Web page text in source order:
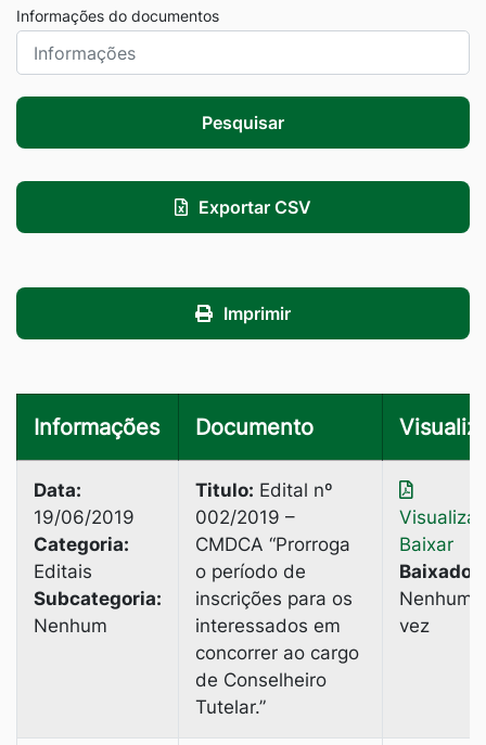
Informações do documentos
Pesquisar
Exportar CSV
Imprimir
Informações Documento
Data:
19/06/2019
Categoria:
Editais
Subcategoria:
Nenhum
Titulo: Edital nº
002/2019 –
CMDCA “Prorroga
o período de
inscrições para os
interessados em
concorrer ao cargo
de Conselheiro
Tutelar.”
Baixar
Baixado:
Nenhuma
vez